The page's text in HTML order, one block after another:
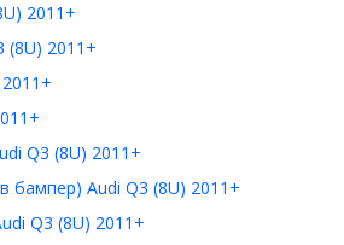
2011+
(8U) 2011+
Q3 (8U) 2011+
бампер) Audi Q3 (8U) 2011+
Q3 (8U) 2011+